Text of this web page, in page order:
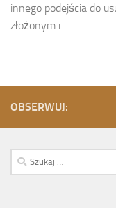
innego podejścia do
złożonym i...
OBSERWUJ:
Szukaj: